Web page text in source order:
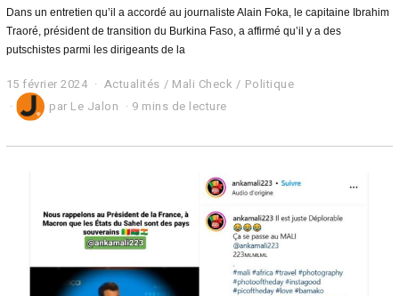
Dans un entretien qu’il a accordé au journaliste Alain Foka, le capitaine Ibrahim
Traoré, président de transition du Burkina Faso, a affirmé qu’il y a des
putschistes parmi les dirigeants de la
15 février 2024
5
f
v
r
2
0
4
Actualités / Mali Check / Politique
par Le Jalon 9 mins de lecture